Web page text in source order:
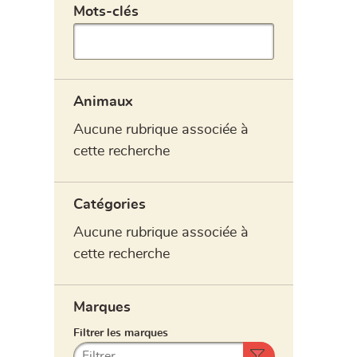
Animaux
Aucune rubrique associée à
cette recherche
Catégories
Aucune rubrique associée à
cette recherche
Marques